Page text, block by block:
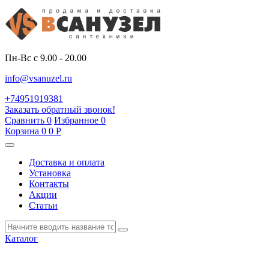
Пн-Вс с 9.00 - 20.00
info@vsanuzel.ru
+74951919381
Заказать обратный звонок!
Сравнить 0 Избранное 0
Корзина 0 0 Р
Доставка и оплата
Установка
Контакты
Акции
Статьи
Каталог